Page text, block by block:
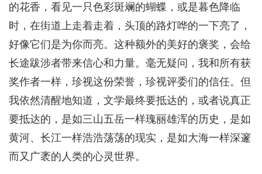
的花香，看见一只色彩斑斓的蝴蝶，或是暮色降临
时，在街道上走着走着，头顶的路灯哗的一下亮了，
好像它们是为你而亮。这种额外的美好的褒奖，会给
长途跋涉者带来信心和力量。毫无疑问，我和所有获
奖作者一样，珍视这份荣誉，珍视评委们的信任。但
我依然清醒地知道，文学最终要抵达的，或者说真正
要抵达的，是如三山五岳一样瑰丽雄浑的历史，是如
黄河、长江一样浩浩荡荡的现实，是如大海一样深邃
而又广袤的人类的心灵世界。